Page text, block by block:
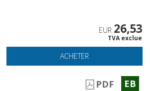
EUR 26,53
TVA exclue
ACHETER
PDF EB